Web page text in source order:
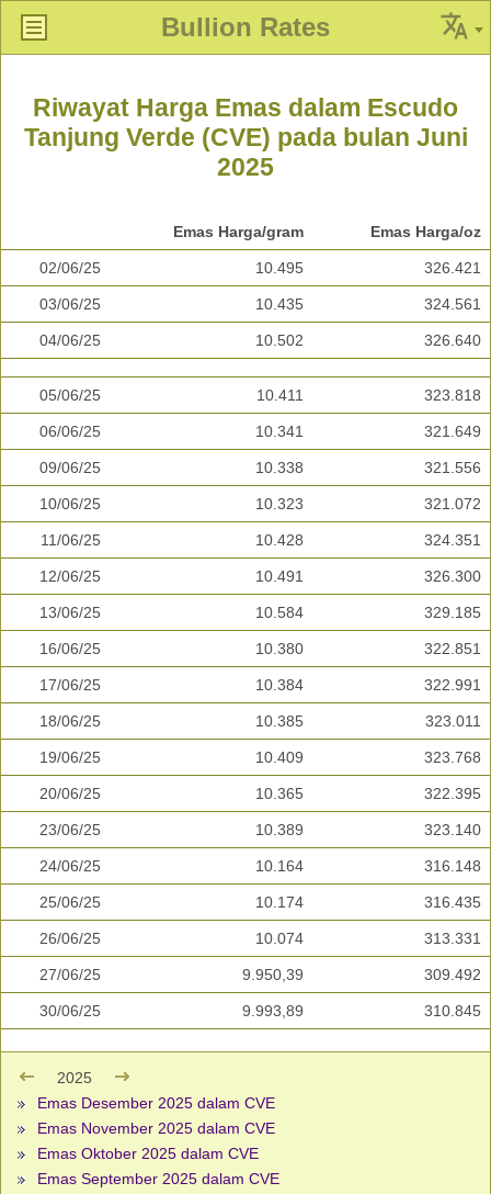
Bullion Rates
Riwayat Harga Emas dalam Escudo
Tanjung Verde (CVE) pada bulan Juni
2025
Emas Harga/gram Emas Harga/oz
02/06/25 10.495 326.421
03/06/25 10.435 324.561
04/06/25 10.502 326.640
05/06/25 10.411 323.818
06/06/25 10.341 321.649
09/06/25 10.338 321.556
10/06/25 10.323 321.072
11/06/25 10.428 324.351
12/06/25 10.491 326.300
13/06/25 10.584 329.185
16/06/25 10.380 322.851
17/06/25 10.384 322.991
18/06/25 10.385 323.011
19/06/25 10.409 323.768
20/06/25 10.365 322.395
23/06/25 10.389 323.140
24/06/25 10.164 316.148
25/06/25 10.174 316.435
26/06/25 10.074 313.331
27/06/25 9.950,39 309.492
30/06/25 9.993,89 310.845
2025
Emas Desember 2025 dalam CVE
Emas November 2025 dalam CVE
Emas Oktober 2025 dalam CVE
Emas September 2025 dalam CVE